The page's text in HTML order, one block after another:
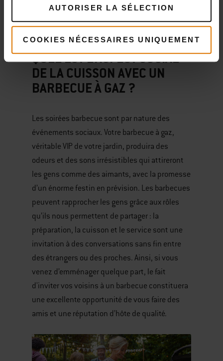
AUTORISER LA SÉLECTION
COOKIES NÉCESSAIRES UNIQUEMENT
circonstance !
QUEL EST L’ASPECT SOCIAL
DE LA CUISSON AVEC UN
BARBECUE À GAZ ?
Les soirées barbecue sont par nature des
événements sociaux. Votre barbecue à gaz,
véritable VIP de votre jardin, produira des
odeurs et des sons irrésistibles qui attireront
les gens comme des aimants, avec la promesse
d’un énorme festin en prévision. Les barbecues
peuvent rapprocher les gens grâce aux rôles
qu’ils nous permettent de partager : la
préparation, la cuisson et le service sont une
invitation à des conversations sans fin entre
des étrangers ou des proches. Ainsi, si vous
venez d’emménager quelque part, le fait
d'inviter vos voisins à un barbecue constituera
une excellente opportunité de vous faire des
amis et une réputation d’hôte de qualité.